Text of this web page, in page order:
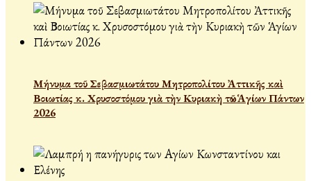
Μήνυμα τοῦ Σεβασμιωτάτου Μητροπολίτου Ἀττικῆς καὶ
Βοιωτίας κ. Χρυσοστόμου γιὰ τὴν Κυριακὴ τῶν Ἁγίων Πάντων
2026